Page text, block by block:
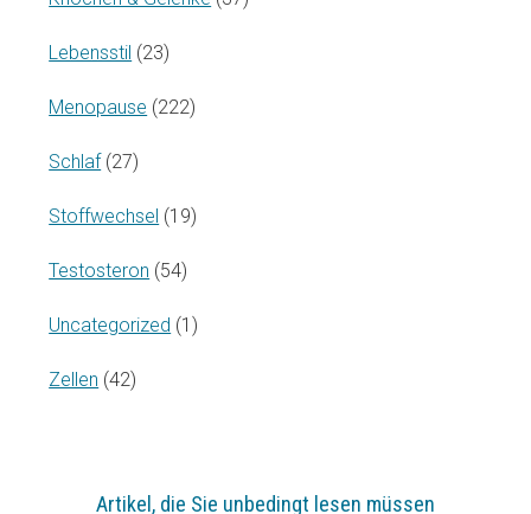
Lebensstil (23)
Menopause (222)
Schlaf (27)
Stoffwechsel (19)
Testosteron (54)
Uncategorized (1)
Zellen (42)
Artikel, die Sie unbedingt lesen müssen